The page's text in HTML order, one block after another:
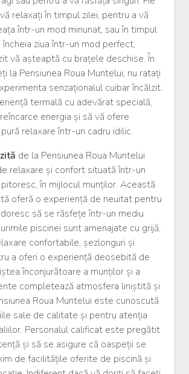
relaxați în timpul zilei, pentru a vă
într-un mod minunat, sau în timpul
încheia ziua într-un mod perfect,
vă așteaptă cu brațele deschise. În
la Pensiunea Roua Muntelui, nu ratați
senzaționalul cuibar încălzit.
termală cu adevărat specială,
energia și să vă ofere
relaxare într-un cadru idilic.
de la Pensiunea Roua Muntelui
relaxare și confort situată într-un
în mijlocul munților. Această
oferă o experiență de neuitat pentru
să se răsfețe într-un mediu
piscinei sunt amenajate cu grijă,
confortabile, șezlonguri și
a oferi o experiență deosebită de
înconjurătoare a munților și a
completează atmosfera liniștită și
Roua Muntelui este cunoscută
sale de calitate și pentru atenția
Personalul calificat este pregătit
și să se asigure că oaspeții se
de facilitățile oferite de piscină și